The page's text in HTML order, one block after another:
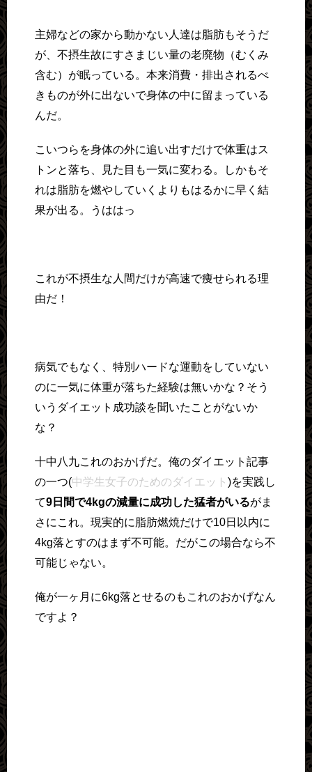
主婦などの家から動かない人達は脂肪もそうだ
が、不摂生故にすさまじい量の老廃物（むくみ
含む）が眠っている。本来消費・排出されるべ
きものが外に出ないで身体の中に留まっている
んだ。
こいつらを身体の外に追い出すだけで体重はス
トンと落ち、見た目も一気に変わる。しかもそ
れは脂肪を燃やしていくよりもはるかに早く結
果が出る。うははっ
これが不摂生な人間だけが高速で痩せられる理
由だ！
病気でもなく、特別ハードな運動をしていない
のに一気に体重が落ちた経験は無いかな？そう
いうダイエット成功談を聞いたことがないか
な？
十中八九これのおかげだ。俺のダイエット記事
の一つ(中学生女子のためのダイエット )を実践し
て9日間で4kgの減量に成功した猛者がいるがま
さにこれ。現実的に脂肪燃焼だけで10日以内に
4kg落とすのはまず不可能。だがこの場合なら不
可能じゃない。
俺が一ヶ月に6kg落とせるのもこれのおかげなん
ですよ？